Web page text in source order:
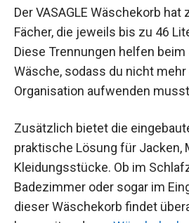
Der VASAGLE Wäschekorb hat
Fächer, die jeweils bis zu 46
Diese Trennungen helfen
Wäsche, sodass du nicht
Organisation aufwenden
Zusätzlich bietet die
praktische Lösung für Jacken,
Kleidungsstücke. Ob im
Badezimmer oder sogar im
dieser Wäschekorb findet